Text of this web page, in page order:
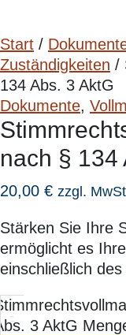
Start /
Zuständigkeiten /
134 Abs. 3 AktG
Dokumente,
nach § 134
20,00 € zzgl.
Stärken Sie Ihre
ermöglicht es
einschließlich
-
3 AktG